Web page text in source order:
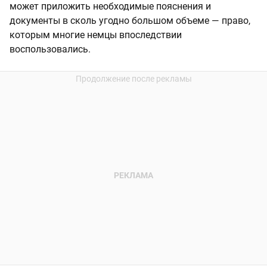
может приложить необходимые пояснения и
документы в сколь угодно большом объеме — право,
которым многие немцы впоследствии
воспользовались.